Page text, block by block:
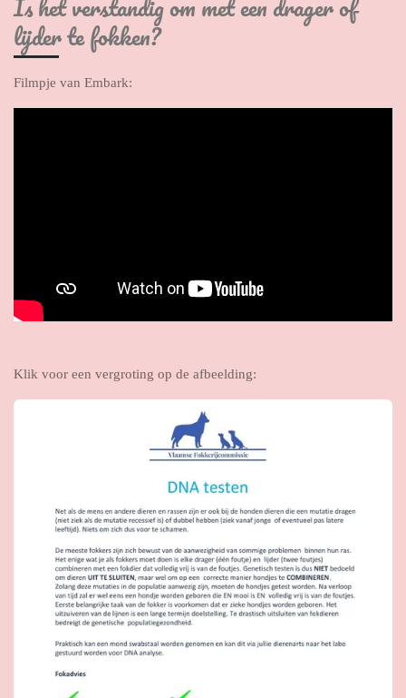
lijder te fokken?
Filmpje van Embark:
Klik voor een vergroting op de afbeelding: